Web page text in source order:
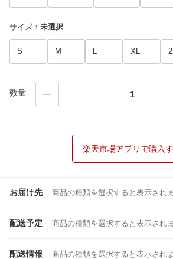
サイズ ： 未選択
S M L XL
数量
楽天市場アプリで購入
お届け先 商品の種類を選択すると表示され
配送予定 商品の種類を選択すると表示され
配送情報 商品の種類を選択すると表示され